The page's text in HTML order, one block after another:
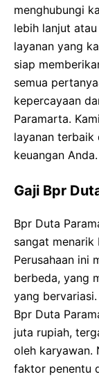
menghubungi
lebih lanjut
layanan yang
siap
semua
kepercayaan
Paramarta.
layanan terbaik
keuangan Anda.
Gaji Bpr
Bpr Duta
sangat
Perusahaan ini
berbeda, yang
yang
Bpr Duta
juta rupiah,
oleh karyawan.
faktor penentu